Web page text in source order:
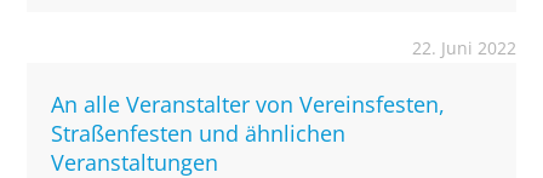
22. Juni 2022
An alle Veranstalter von Vereinsfesten,
Straßenfesten und ähnlichen
Veranstaltungen